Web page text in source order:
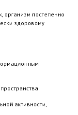
организм постепенно
здоровому
активности,